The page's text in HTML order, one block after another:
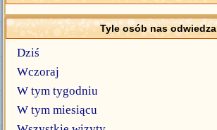
Tyle osób nas odwiedza
Dziś
Wczoraj
W tym tygodniu
W tym miesiącu